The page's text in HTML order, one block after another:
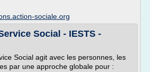
sociale.org
Social - IESTS -
Social agit avec les personnes, les
par une approche globale pour :